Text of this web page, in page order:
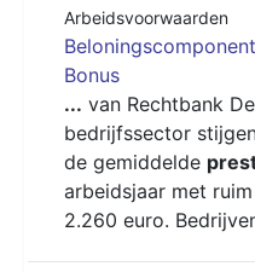
Arbeidsvoorwaarden
Bonus
... van Rechtbank
bedrijfssector
de gemiddelde
arbeidsjaar met
2.260 euro.